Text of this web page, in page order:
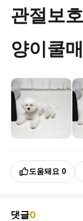
관절보
양이쿨
도움돼요 0
댓글0